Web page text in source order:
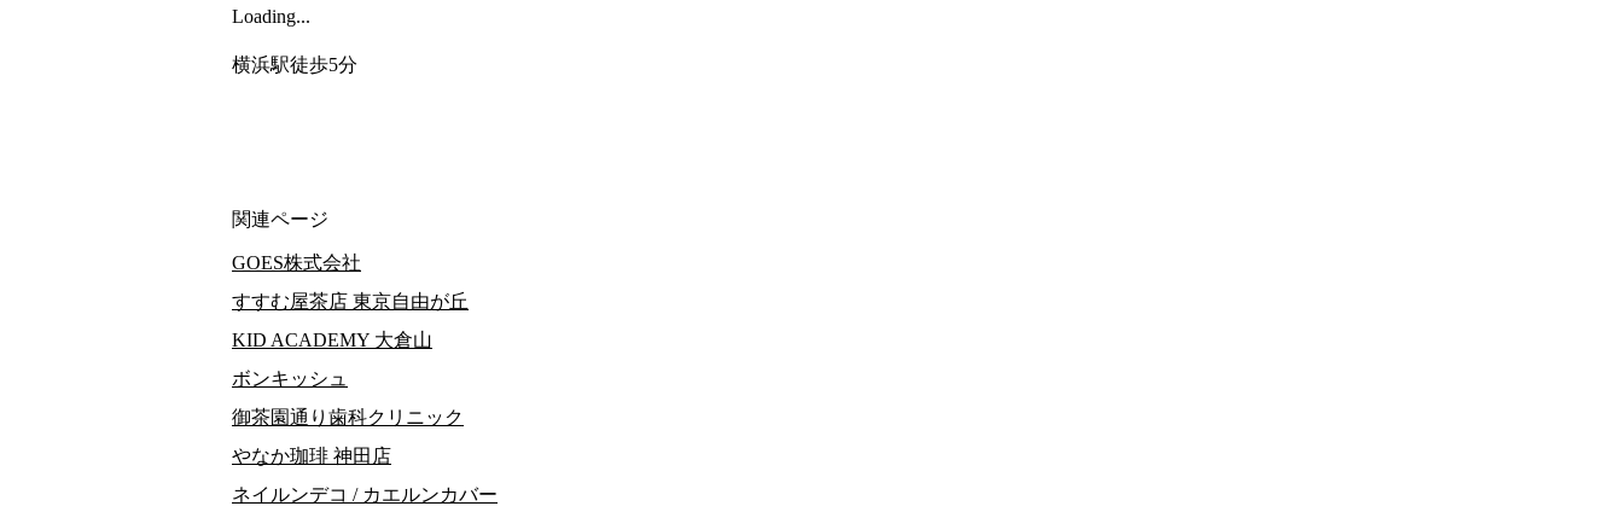
Loading...
横浜駅徒歩5分
関連ページ
GOES株式会社
すすむ屋茶店 東京自由が丘
KID ACADEMY 大倉山
ボンキッシュ
御茶園通り歯科クリニック
やなか珈琲 神田店
ネイルンデコ / カエルンカバー